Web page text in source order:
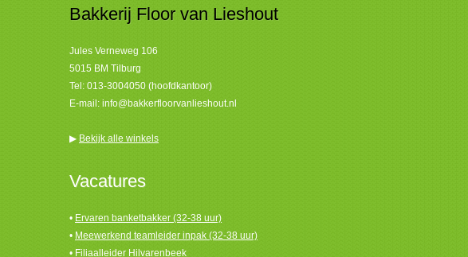
Bakkerij Floor van Lieshout
Jules Verneweg 106
5015 BM Tilburg
Tel: 013-3004050 (hoofdkantoor)
E-mail: info@bakkerfloorvanlieshout.nl
▶ Bekijk alle winkels
Vacatures
• Ervaren banketbakker (32-38 uur)
• Meewerkend teamleider inpak (32-38 uur)
• Filiaalleider Hilvarenbeek